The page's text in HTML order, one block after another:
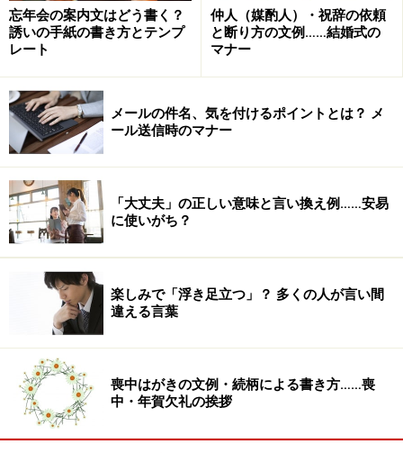
たしますね（※5）。
■ポイント・注意点
※2相手の健康を気遣う言葉
※3赤ちゃんの発育を願う言葉
※4お祝い品へのひと言
※5結びの言葉
産後は、何かと慌ただしかったり、また体調も万全でな
いこともあるものです。病院や自宅へ突然お祝いに駆け
つけたりすることは控え、まずは手紙でお祝いの気持ち
を伝え、相手の体調や都合を考え、落ち着いたころに伺
うのが好ましいでしょう。
ひなまつり・端午の初節句のお祝いメッセ
ージ文例
忘年会の案内文はどう書く？
誘いの手紙の書き方とテンプ
レート
仲人（媒酌人）・祝辞の依頼
と断り方の文例……結婚式の
マナー
メールの件名、気を付けるポイントとは？ メ
ール送信時のマナー
「大丈夫」の正しい意味と言い換え例……安易
に使いがち？
楽しみで「浮き足立つ」？ 多くの人が言い間
違える言葉
喪中はがきの文例・続柄による書き方……喪
中・年賀欠礼の挨拶